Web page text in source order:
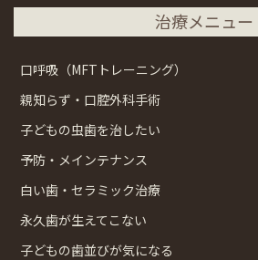
治療メニュー
口呼吸（MFTトレーニング）
親知らず・口腔外科手術
子どもの虫歯を治したい
予防・メインテナンス
白い歯・セラミック治療
永久歯が生えてこない
子どもの歯並びが気になる